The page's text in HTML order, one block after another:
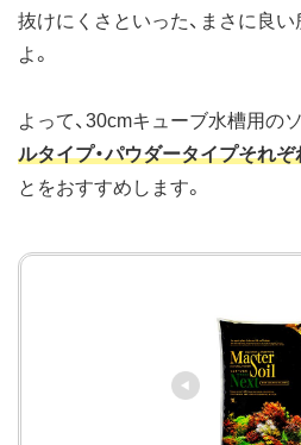
抜けにくさといった、まさに良
よ。
よって、30cmキューブ水槽用の
ルタイプ・パウダータイプそれ
とをおすすめします。